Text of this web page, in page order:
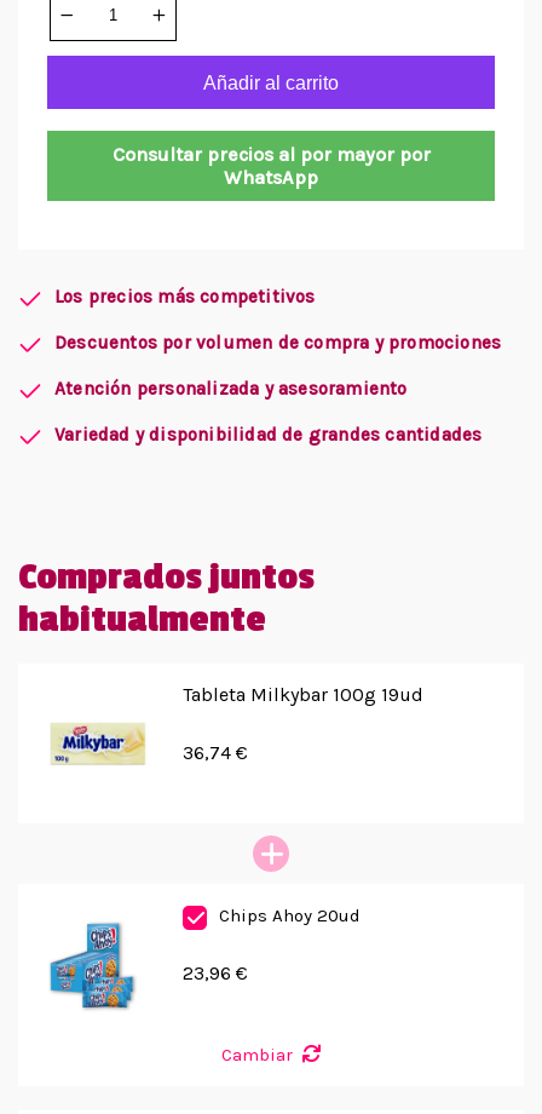
Añadir al carrito
Consultar precios al por mayor por
WhatsApp
Los precios más competitivos
Descuentos por volumen de compra y promociones
Atención personalizada y asesoramiento
Variedad y disponibilidad de grandes cantidades
Comprados juntos
habitualmente
Tableta Milkybar 100g 19ud
36,74 €
Chips Ahoy 20ud
23,96 €
Cambiar